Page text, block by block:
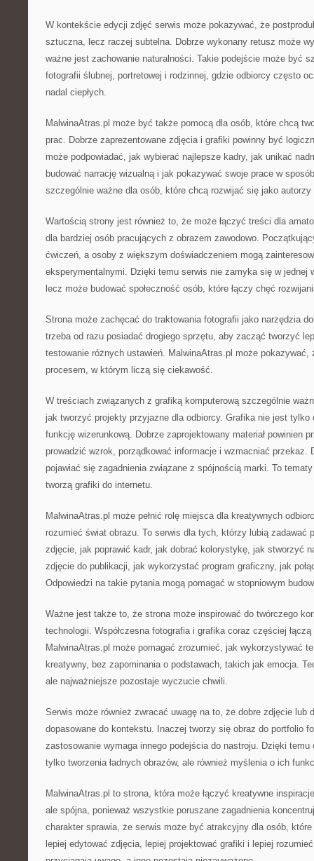
W kontekście edycji zdjęć serwis może pokazywać, że
sztuczna, lecz raczej subtelna. Dobrze wykonany retusz może
ważne jest zachowanie naturalności. Takie podejście może być
fotografii ślubnej, portretowej i rodzinnej, gdzie odbiorcy często
nadal ciepłych.
MalwinaAtras.pl może być także pomocą dla osób, które chcą
prac. Dobrze zaprezentowane zdjęcia i grafiki powinny być
może podpowiadać, jak wybierać najlepsze kadry, jak unikać
budować narrację wizualną i jak pokazywać swoje prace w
szczególnie ważne dla osób, które chcą rozwijać się jako
Wartością strony jest również to, że może łączyć treści dla
dla bardziej osób pracujących z obrazem zawodowo.
ćwiczeń, a osoby z większym doświadczeniem mogą
eksperymentalnymi. Dzięki temu serwis nie zamyka się w jednej
lecz może budować społeczność osób, które łączy chęć
Strona może zachęcać do traktowania fotografii jako narzędzia
trzeba od razu posiadać drogiego sprzętu, aby zacząć tworzyć
testowanie różnych ustawień. MalwinaAtras.pl może pokazywać,
procesem, w którym liczą się ciekawość.
W treściach związanych z grafiką komputerową szczególnie
jak tworzyć projekty przyjazne dla odbiorcy. Grafika nie jest tylko
funkcję wizerunkową. Dobrze zaprojektowany materiał powinien
prowadzić wzrok, porządkować informacje i wzmacniać przekaz.
pojawiać się zagadnienia związane z spójnością marki. To
tworzą grafiki do internetu.
MalwinaAtras.pl może pełnić rolę miejsca dla kreatywnych
rozumieć świat obrazu. To serwis dla tych, którzy lubią zadawać
zdjęcie, jak poprawić kadr, jak dobrać kolorystykę, jak stworzyć
zdjęcie do publikacji, jak wykorzystać program graficzny, jak
Odpowiedzi na takie pytania mogą pomagać w stopniowym
Ważne jest także to, że strona może inspirować do twórczego
technologii. Współczesna fotografia i grafika coraz częściej
MalwinaAtras.pl może pomagać zrozumieć, jak wykorzystywać
kreatywny, bez zapominania o podstawach, takich jak emocja.
ale najważniejsze pozostaje wyczucie chwili.
Serwis może również zwracać uwagę na to, że dobre zdjęcie lub
dopasowane do kontekstu. Inaczej tworzy się obraz do portfolio
zastosowanie wymaga innego podejścia do nastroju. Dzięki
tylko tworzenia ładnych obrazów, ale również myślenia o ich
MalwinaAtras.pl to strona, która może łączyć kreatywne
ale spójna, ponieważ wszystkie poruszane zagadnienia
charakter sprawia, że serwis może być atrakcyjny dla osób,
lepiej edytować zdjęcia, lepiej projektować grafiki i lepiej